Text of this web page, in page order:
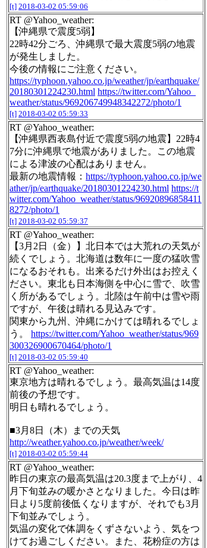
[t] 2018-03-02 05:59:06
RT @Yahoo_weather:
【沖縄県で震度5弱】
22時42分ごろ、沖縄県で最大震度5弱の地震
が発生しました。
今後の情報にご注意ください。
https://typhoon.yahoo.co.jp/weather/jp/earthquake/
20180301224230.html https://twitter.com/Yahoo_
weather/status/969206749948342272/photo/1
[t] 2018-03-02 05:59:33
RT @Yahoo_weather:
【沖縄県西表島付近で震度5弱の地震】22時4
7分に沖縄県で地震がありました。この地震
による津波の心配はありません。
最新の地震情報： https://typhoon.yahoo.co.jp/we
ather/jp/earthquake/20180301224230.html https://t
witter.com/Yahoo_weather/status/96920896858411
8272/photo/1
[t] 2018-03-02 05:59:37
RT @Yahoo_weather:
【3月2日（金）】北日本では大荒れの天気が
続くでしょう。北海道は数年に一度の猛吹雪
になるおそれも。出来るだけ外出はお控えく
ださい。東北も日本海側を中心に雪で、吹雪
く所があるでしょう。北陸は午前中は雪や雨
ですが、午後は晴れる見込みです。
関東から九州、沖縄にかけては晴れるでしょ
う。 https://twitter.com/Yahoo_weather/status/969
300326900670464/photo/1
[t] 2018-03-02 05:59:40
RT @Yahoo_weather:
東京地方は晴れるでしょう。最高気温は14度
前後の予想です。
明日も晴れるでしょう。
■3月8日（木）までの天気
http://weather.yahoo.co.jp/weather/week/
[t] 2018-03-02 05:59:44
RT @Yahoo_weather:
昨日の東京の最高気温は20.3度まで上がり、4
月下旬並みの暖かさとなりました。今日は昨
日より5度前後低くなりますが、それでも3月
下旬並みでしょう。
気温の変化で体調をくずさないよう、気をつ
けてお過ごしください。また、花粉症の方は